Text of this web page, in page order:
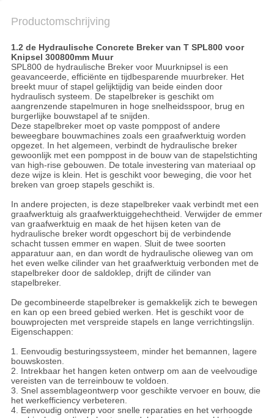
Productomschrijving
1.2 de Hydraulische Concrete Breker van T SPL800 voor
Knipsel 300800mm Muur
SPL800 de hydraulische Breker voor Muurknipsel is een
geavanceerde, efficiënte en tijdbesparende muurbreker. Het
breekt muur of stapel gelijktijdig van beide einden door
hydraulisch systeem. De stapelbreker is geschikt om
aangrenzende stapelmuren in hoge snelheidsspoor, brug en
burgerlijke bouwstapel af te snijden.
Deze stapelbreker moet op vaste pomppost of andere
beweegbare bouwmachines zoals een graafwerktuig worden
opgezet. In het algemeen, verbindt de hydraulische breker
gewoonlijk met een pomppost in de bouw van de stapelstichting
van high-rise gebouwen. De totale investering van materiaal op
deze wijze is klein. Het is geschikt voor beweging, die voor het
breken van groep stapels geschikt is.
In andere projecten, is deze stapelbreker vaak verbindt met een
graafwerktuig als graafwerktuiggehechtheid. Verwijder de emmer
van graafwerktuig en maak de het hijsen keten van de
hydraulische breker wordt opgeschort bij de verbindende
schacht tussen emmer en wapen. Sluit de twee soorten
apparatuur aan, en dan wordt de hydraulische olieweg van om
het even welke cilinder van het graafwerktuig verbonden met de
stapelbreker door de saldoklep, drijft de cilinder van
stapelbreker.
De gecombineerde stapelbreker is gemakkelijk zich te bewegen
en kan op een breed gebied werken. Het is geschikt voor de
bouwprojecten met verspreide stapels en lange verrichtingslijn.
Eigenschappen:
1. Eenvoudig besturingssysteem, minder het bemannen, lagere
bouwskosten.
2. Intrekbaar het hangen keten ontwerp om aan de veelvoudige
vereisten van de terreinbouw te voldoen.
3. Snel assemblageontwerp voor geschikte vervoer en bouw, die
het werkefficiency verbeteren.
4. Eenvoudig ontwerp voor snelle reparaties en het verhoogde